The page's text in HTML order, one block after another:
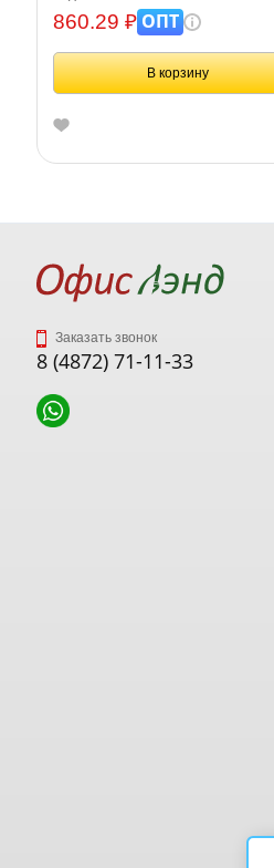
860.29 ₽ОПТ
В корзину
Заказать звонок
8 (4872) 71-11-33